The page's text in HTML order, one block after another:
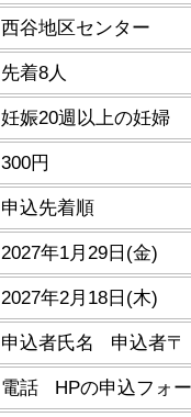
西谷地区センター
先着8人
妊娠20週以上の妊婦
300円
申込先着順
2027年1月29日(金)
2027年2月18日(木)
申込者氏名 申込者
電話 HPの申込フォ